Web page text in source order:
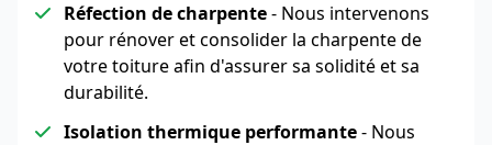
Réfection de charpente- Nous intervenons
pour rénover et consolider la charpente de
votre toiture afin d'assurer sa solidité et sa
durabilité.
Isolation thermique performante- Nous